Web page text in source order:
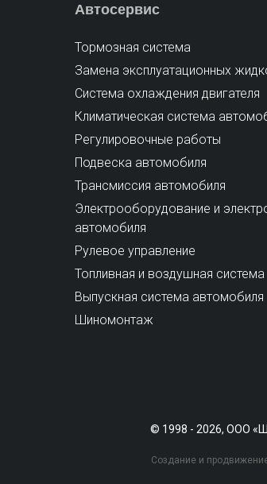
Автосервис
Тормозная система
Замена эксплуатационных
Cистема охлаждения двигателя
Климатическая система
Регулировочные работы
Подвеска автомобиля
Трансмиссия автомобиля
Электрооборудование и
автомобиля
Рулевое управление
Топливная и воздушная система
Выпускная система автомобиля
Шиномонтаж
© 1998 - 2026, ООО
Создание и